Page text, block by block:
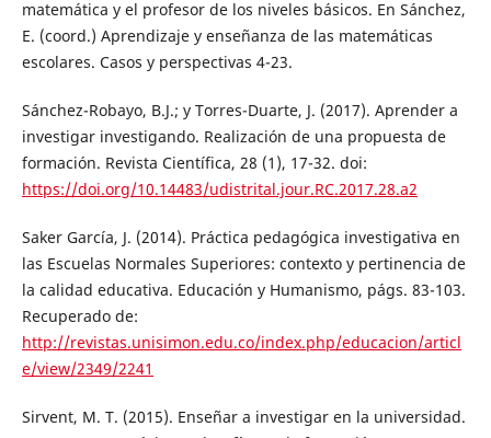
matemática y el profesor de los niveles básicos. En Sánchez,
E. (coord.) Aprendizaje y enseñanza de las matemáticas
escolares. Casos y perspectivas 4-23.
Sánchez-Robayo, B.J.; y Torres-Duarte, J. (2017). Aprender a
investigar investigando. Realización de una propuesta de
formación. Revista Científica, 28 (1), 17-32. doi:
https://doi.org/10.14483/udistrital.jour.RC.2017.28.a2
Saker García, J. (2014). Práctica pedagógica investigativa en
las Escuelas Normales Superiores: contexto y pertinencia de
la calidad educativa. Educación y Humanismo, págs. 83-103.
Recuperado de:
http://revistas.unisimon.edu.co/index.php/educacion/articl
e/view/2349/2241
Sirvent, M. T. (2015). Enseñar a investigar en la universidad.